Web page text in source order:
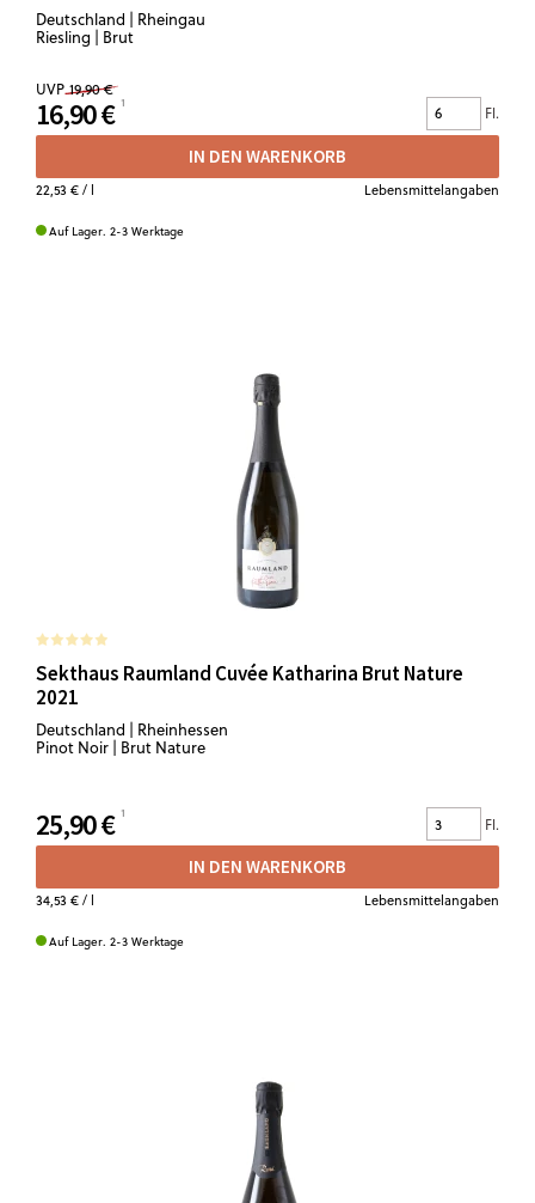
Deutschland | Rheingau
Riesling | Brut
UVP 19,90 €
16,90 € Fl.
IN DEN WARENKORB
22,53 €/ l Lebensmittelangaben
Auf Lager. 2-3 Werktage
Sekthaus Raumland Cuvée Katharina Brut Nature
2021
Deutschland | Rheinhessen
Pinot Noir | Brut Nature
25,90 € Fl.
IN DEN WARENKORB
34,53 €/ l Lebensmittelangaben
Auf Lager. 2-3 Werktage